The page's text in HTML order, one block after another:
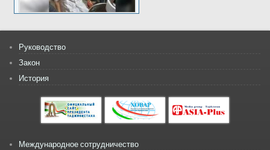
Руководство
Закон
История
Международное сотрудничество